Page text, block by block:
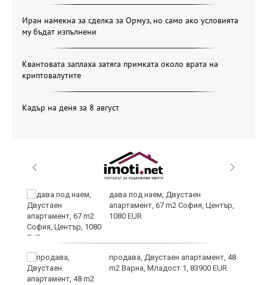
Иран намекна за сделка за Ормуз, но само ако условията
му бъдат изпълнени
Квантовата заплаха затяга примката около врата на
криптовалутите
Кадър на деня за 8 август
дава под наем, Двустаен
апартамент, 67 m2 София, Център,
1080 EUR
продава, Двустаен апартамент, 48
m2 Варна, Младост 1, 83900 EUR